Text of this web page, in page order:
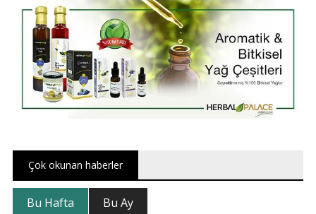
Çok okunan haberler
Bu Hafta Bu Ay